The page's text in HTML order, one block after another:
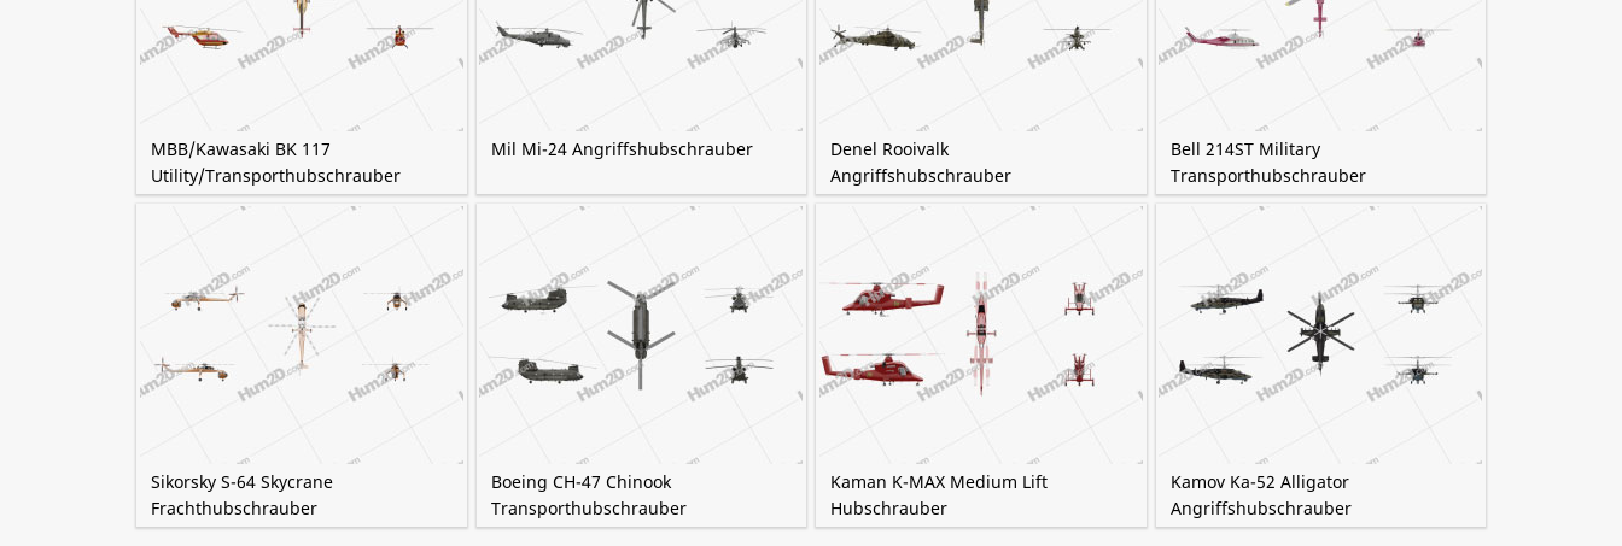
MBB/Kawasaki BK 117
Utility/Transporthubschrauber
Mil Mi-24 Angriffshubschrauber
Denel Rooivalk
Angriffshubschrauber
Bell 214ST Military
Transporthubschrauber
Sikorsky S-64 Skycrane
Frachthubschrauber
Boeing CH-47 Chinook
Transporthubschrauber
Kaman K-MAX Medium Lift
Hubschrauber
Kamov Ka-52 Alligator
Angriffshubschrauber